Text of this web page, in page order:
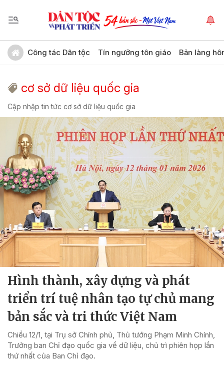
Công tác Dân tộc Tín ngưỡng tôn giáo Bản làng
cơ sở dữ liệu quốc gia
Cập nhập tin tức cơ sở dữ liệu quốc gia
Hình thành, xây dựng và phát
triển trí tuệ nhân tạo tự chủ mang
bản sắc và tri thức Việt Nam
Chiều 12/1, tại Trụ sở Chính phủ, Thủ tướng Phạm Minh Chính,
Trưởng ban Chỉ đạo quốc gia về dữ liệu, chủ trì phiên họp lần
thứ nhất của Ban Chỉ đạo.